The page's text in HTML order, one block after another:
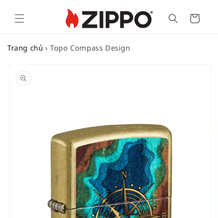
Cart
Trang chủ ›Topo Compass Design
PRODUCT
INFORMATION